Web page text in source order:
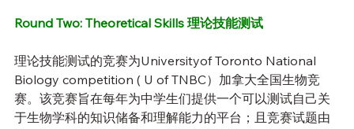
Round Two: Theoretical Skills 理论技能测试
理论技能测试的竞赛为Universityof Toronto National
Biology competition ( U of TNBC）加拿大全国生物竞
赛。该竞赛旨在每年为中学生们提供一个可以测试自己关
于生物学科的知识储备和理解能力的平台；且竞赛试题由